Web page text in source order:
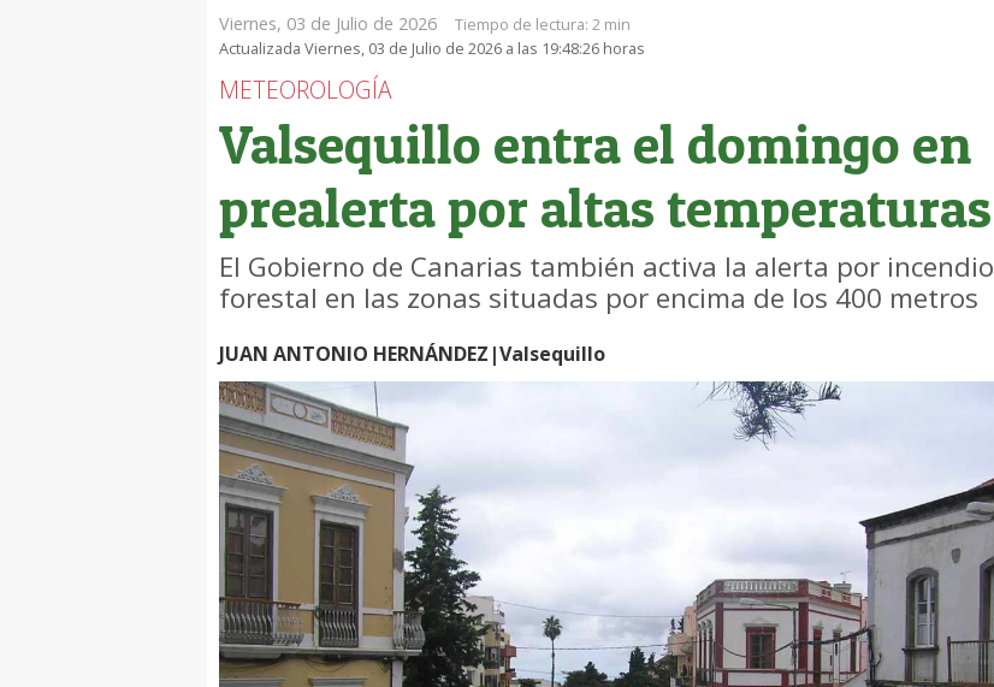
Viernes, 03 de Julio de 2026 Tiempo de lectura: 2 min
Actualizada Viernes, 03 de Julio de 2026 a las 19:48:26 horas
METEOROLOGÍA
Valsequillo entra el domingo en
prealerta por altas temperaturas
El Gobierno de Canarias también activa la alerta por incendio
forestal en las zonas situadas por encima de los 400 metros
JUAN ANTONIO HERNÁNDEZ|Valsequillo